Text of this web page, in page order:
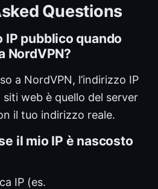
Questions
IP pubblico quando
NordVPN?
a NordVPN, l’indirizzo IP
web è quello del server
il tuo indirizzo reale.
il mio IP è nascosto
IP (es.